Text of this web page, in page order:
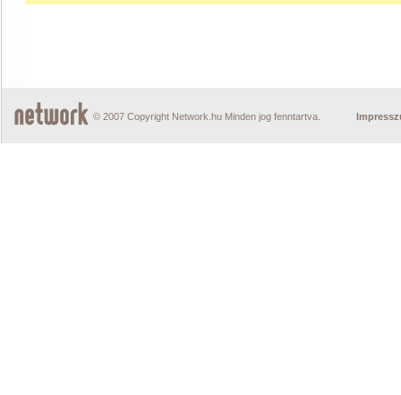
© 2007 Copyright Network.hu Minden jog fenntartva.